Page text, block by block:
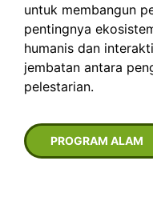
untuk membangun
pentingnya
humanis dan
jembatan antara
pelestarian.
PROGRAM ALAM